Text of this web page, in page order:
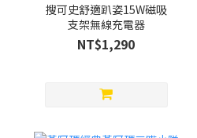
搜可史舒適趴姿15W磁吸
支架無線充電器
NT$1,290